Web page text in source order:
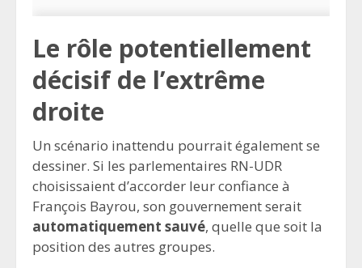
Le rôle potentiellement
décisif de l’extrême
droite
Un scénario inattendu pourrait également se
dessiner. Si les parlementaires RN-UDR
choisissaient d’accorder leur confiance à
François Bayrou, son gouvernement serait
automatiquement sauvé, quelle que soit la
position des autres groupes.